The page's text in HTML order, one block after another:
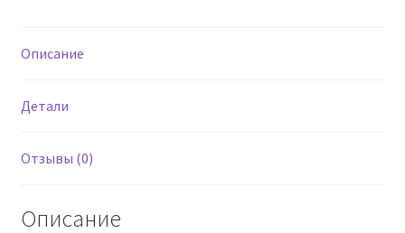
Описание
Детали
Отзывы (0)
Описание